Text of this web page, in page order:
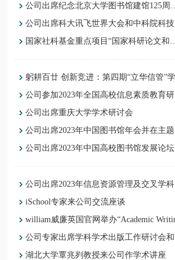
公司出席重庆大学学术研讨会
公司出席2023年中国高校图书馆发展论坛
iSchool专家来公司交流座谈
湖北大学覃兆刿教授来公司作学术讲座